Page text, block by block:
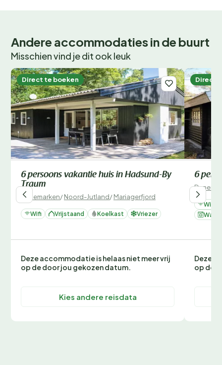
Andere accommodaties in de buurt
Misschien vind je dit ook leuk
Direct te boeken
6 persoons vakantie huis in Hadsund-By
Traum
Denemarken/Noord-Jutland/Mariagerfjord
Wifi Vrijstaand Koelkast Vriezer
Deze accommodatie is helaas niet meer vrij
op de door jou gekozen datum.
Kies andere reisdata
Direct
6
Wifi
Deze
op de